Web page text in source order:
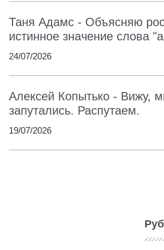
Таня Адамс - Объясняю
истинное значение слова
24/07/2026
Алексей Копытько - Вижу,
запутались. Распутаем.
19/07/2026